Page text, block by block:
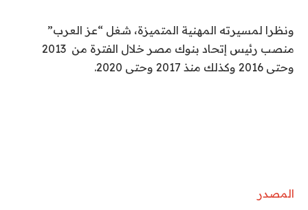
ونظرا لمسيرته المهنية المتميزة، شغل “عز العرب”
منصب رئيس إتحاد بنوك مصر خلال الفترة من 2013
وحتى 2016 وكذلك منذ 2017 وحتى 2020.
المصدر